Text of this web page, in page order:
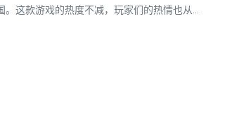
这款游戏的热度不减，玩家们的热情也从...